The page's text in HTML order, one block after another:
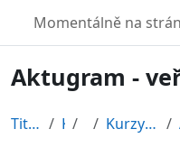
TURBO
Momentálně na
Aktugram -
Titulní stránka Kurzy CDV Kurzy připravené v rámci ESF